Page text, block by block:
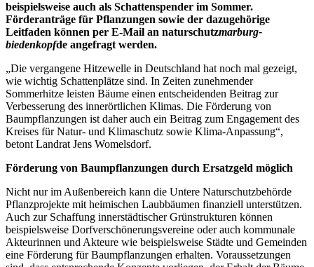
beispielsweise auch als Schattenspender im Sommer.
Förderanträge für Pflanzungen sowie der dazugehörige
Leitfaden können per E-Mail an naturschutzmarburg-
biedenkopfde angefragt werden.
„Die vergangene Hitzewelle in Deutschland hat noch mal gezeigt,
wie wichtig Schattenplätze sind. In Zeiten zunehmender
Sommerhitze leisten Bäume einen entscheidenden Beitrag zur
Verbesserung des innerörtlichen Klimas. Die Förderung von
Baumpflanzungen ist daher auch ein Beitrag zum Engagement des
Kreises für Natur- und Klimaschutz sowie Klima-Anpassung“,
betont Landrat Jens Womelsdorf.
Förderung von Baumpflanzungen durch Ersatzgeld möglich
Nicht nur im Außenbereich kann die Untere Naturschutzbehörde
Pflanzprojekte mit heimischen Laubbäumen finanziell unterstützen.
Auch zur Schaffung innerstädtischer Grünstrukturen können
beispielsweise Dorfverschönerungsvereine oder auch kommunale
Akteurinnen und Akteure wie beispielsweise Städte und Gemeinden
eine Förderung für Baumpflanzungen erhalten. Voraussetzungen